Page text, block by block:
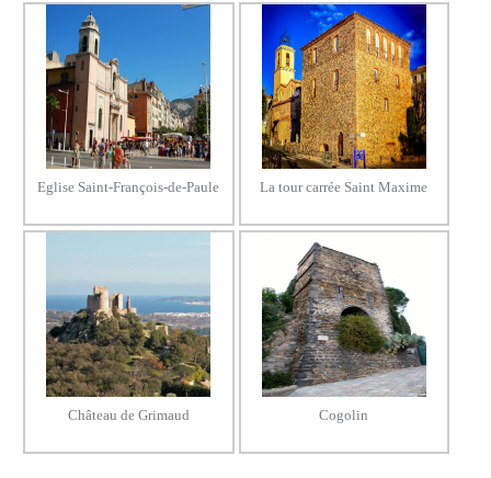
Eglise Saint-François-de-Paule La tour carrée Saint Maxime
Château de Grimaud Cogolin